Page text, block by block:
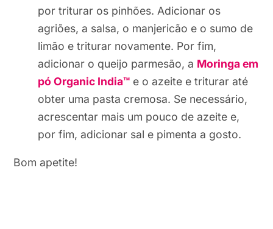
por triturar os pinhões. Adicionar os
agriões, a salsa, o manjericão e o sumo de
limão e triturar novamente. Por fim,
adicionar o queijo parmesão, a Moringa em
pó Organic India™ e o azeite e triturar até
obter uma pasta cremosa. Se necessário,
acrescentar mais um pouco de azeite e,
por fim, adicionar sal e pimenta a gosto.
Bom apetite!